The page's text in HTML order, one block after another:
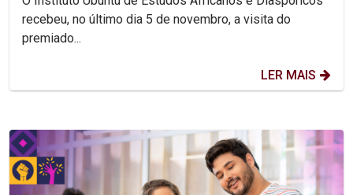
recebeu, no último dia 5 de novembro, a visita do
premiado...
LER MAIS